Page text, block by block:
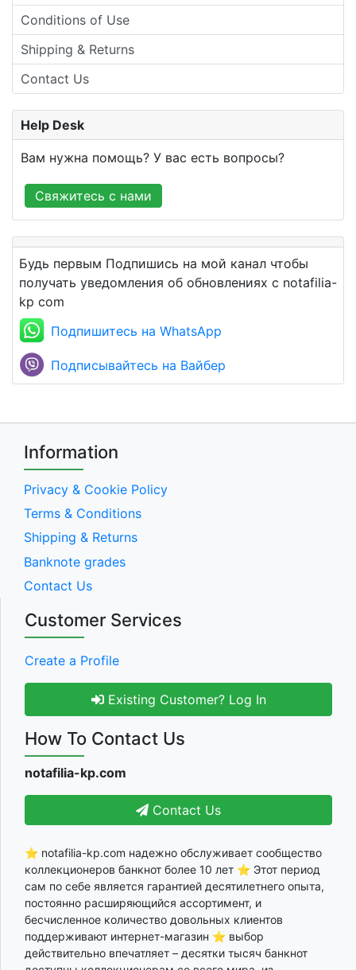
Conditions of Use
Shipping & Returns
Contact Us
Help Desk
Вам нужна помощь? У вас есть вопросы?
Свяжитесь с нами
Будь первым Подпишись на мой канал чтобы
получать уведомления об обновлениях с notafilia-
kp com
Подпишитесь на WhatsApp
Подписывайтесь на Вайбер
Information
Privacy & Cookie Policy
Terms & Conditions
Shipping & Returns
Banknote grades
Contact Us
Customer Services
Create a Profile
Existing Customer? Log In
How To Contact Us
notafilia-kp.com
Contact Us
⭐ notafilia-kp.com надежно обслуживает сообщество
коллекционеров банкнот более 10 лет ⭐ Этот период
сам по себе является гарантией десятилетнего опыта,
постоянно расширяющийся ассортимент, и
бесчисленное количество довольных клиентов
поддерживают интернет-магазин ⭐ выбор
действительно впечатляет – десятки тысяч банкнот